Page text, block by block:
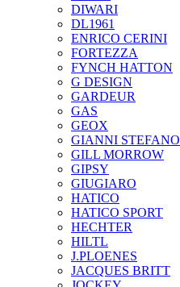
DIWARI
DL1961
ENRICO CERINI
FORTEZZA
FYNCH HATTON
G DESIGN
GARDEUR
GAS
GEOX
GIANNI STEFANO
GILL MORROW
GIPSY
GIUGIARO
HATICO
HATICO SPORT
HECHTER
HILTL
J.PLOENES
JAСQUES BRITT